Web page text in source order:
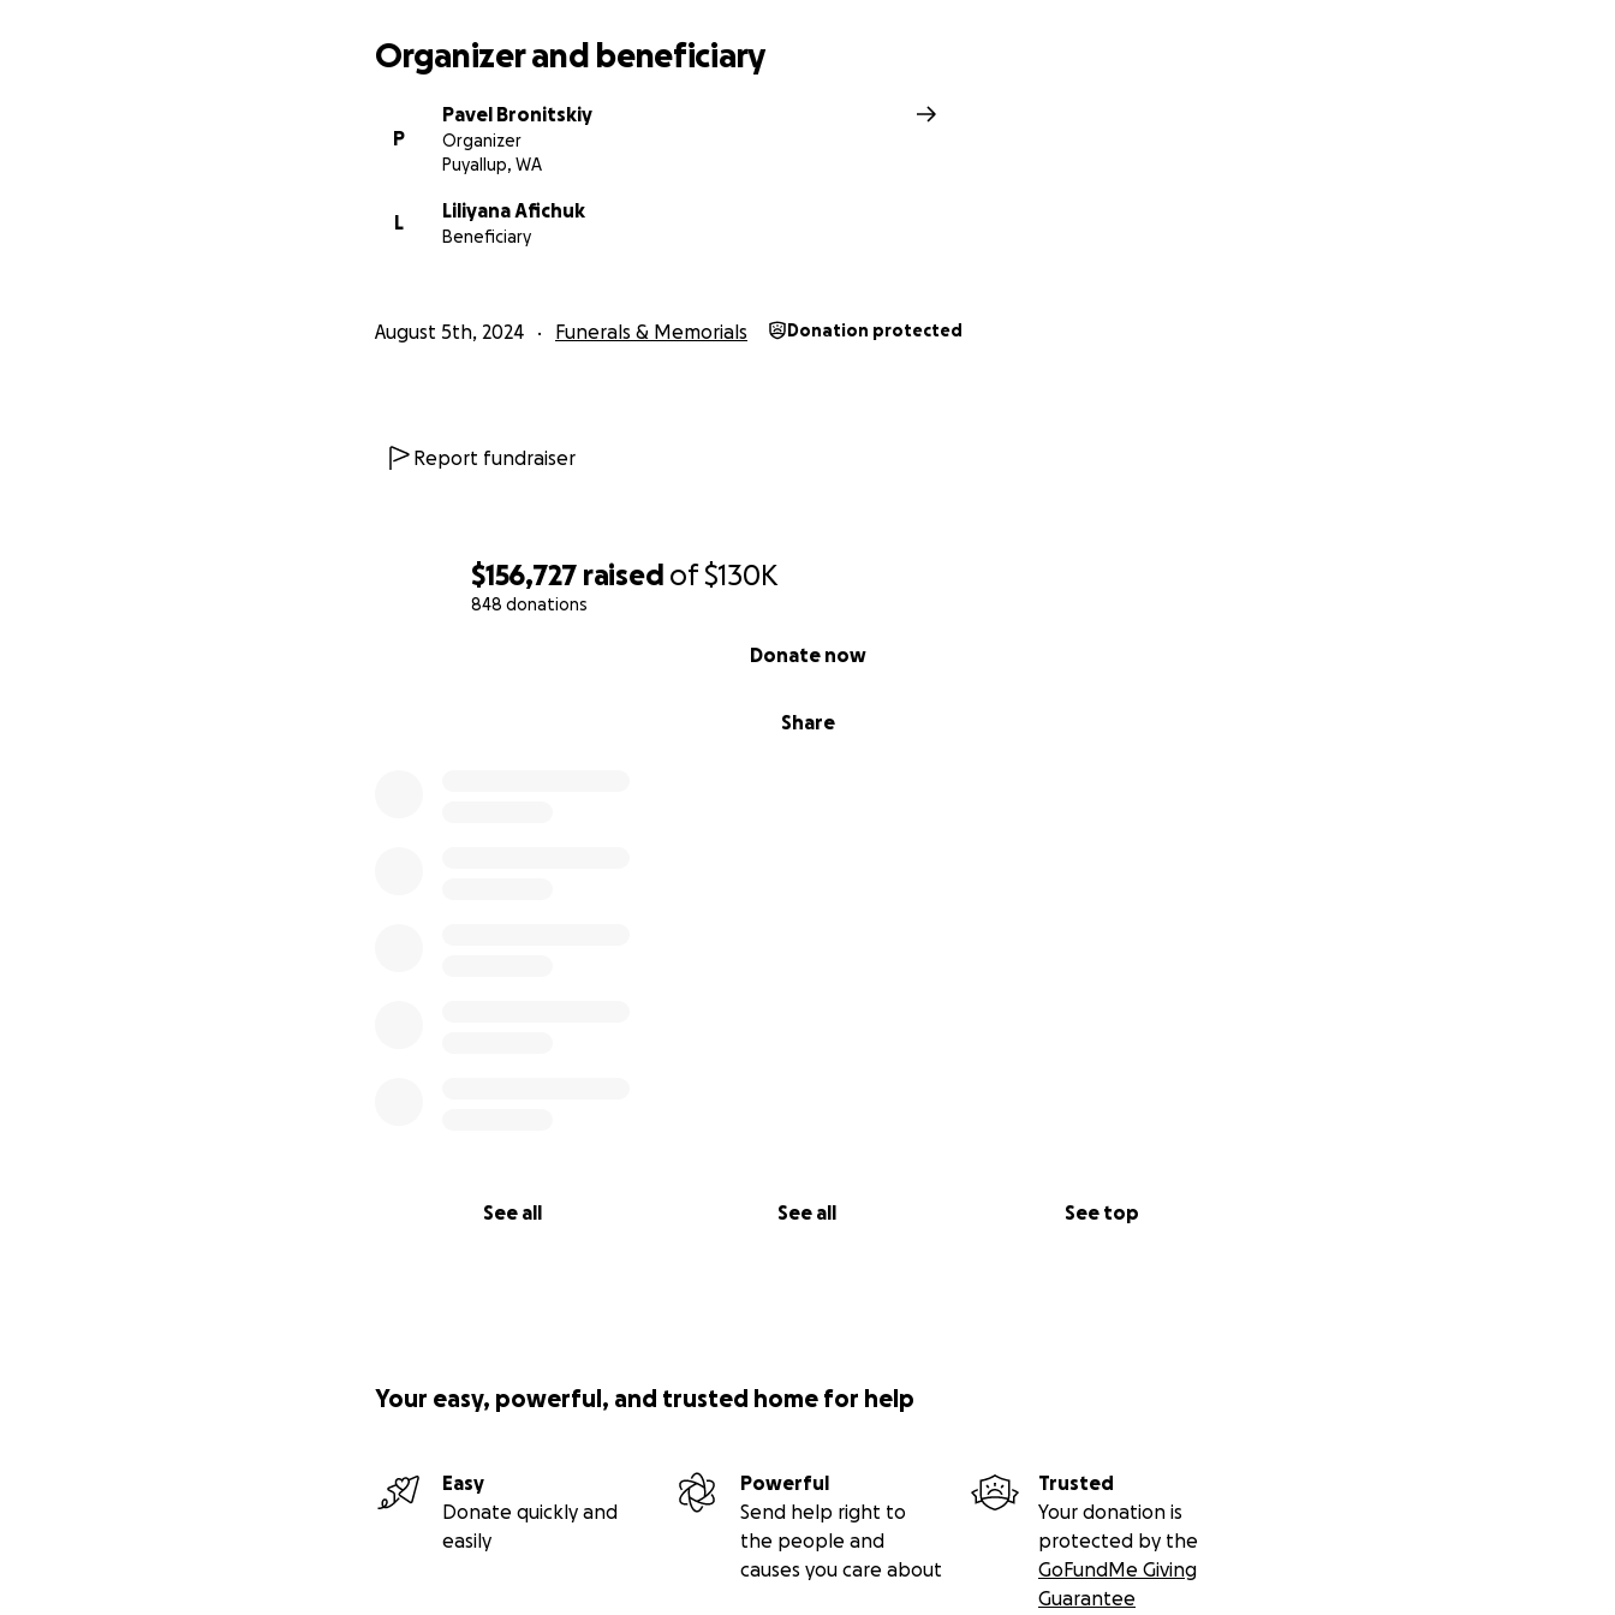
$156,727 raised of$130K
848 donations
Share
Donate now
See all See all See top
https://youtu.be/P5mQb2aicu8
Organizer and beneficiary
P
Pavel Bronitskiy
Organizer
Puyallup, WA
L
Liliyana Afichuk
Beneficiary
August 5th, 2024 Funerals & Memorials Donation protected
Report fundraiser
Your easy, powerful, and trusted home for help
Easy
Donate quickly and
easily
Powerful
Send help right to
the people and
causes you care about
Trusted
Your donation is
protected by the
GoFundMe Giving
Guarantee